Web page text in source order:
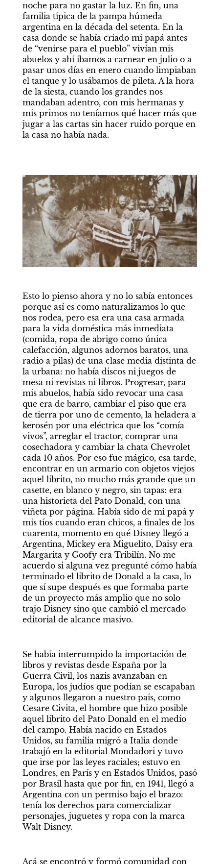
noche para no gastar la luz. En fin, una
familia típica de la pampa húmeda
argentina en la década del setenta. En la
casa donde se había criado mi papá antes
de “venirse para el pueblo” vivían mis
abuelos y ahí íbamos a carnear en julio o a
pasar unos días en enero cuando limpiaban
el tanque y lo usábamos de pileta. A la hora
de la siesta, cuando los grandes nos
mandaban adentro, con mis hermanas y
mis primos no teníamos qué hacer más que
jugar a las cartas sin hacer ruido porque en
la casa no había nada.
Esto lo pienso ahora y no lo sabía entonces
porque así es como naturalizamos lo que
nos rodea, pero esa era una casa armada
para la vida doméstica más inmediata
(comida, ropa de abrigo como única
calefacción, algunos adornos baratos, una
radio a pilas) de una clase media distinta de
la urbana: no había discos ni juegos de
mesa ni revistas ni libros. Progresar, para
mis abuelos, había sido revocar una casa
que era de barro, cambiar el piso que era
de tierra por uno de cemento, la heladera a
kerosén por una eléctrica que los “comía
vivos”, arreglar el tractor, comprar una
cosechadora y cambiar la chata Chevrolet
cada 10 años. Por eso fue mágico, esa tarde,
encontrar en un armario con objetos viejos
aquel librito, no mucho más grande que un
casette, en blanco y negro, sin tapas: era
una historieta del Pato Donald, con una
viñeta por página. Había sido de mi papá y
mis tíos cuando eran chicos, a finales de los
cuarenta, momento en qué Disney llegó a
Argentina, Mickey era Miguelito, Daisy era
Margarita y Goofy era Tribilín. No me
acuerdo si alguna vez pregunté cómo había
terminado el librito de Donald a la casa, lo
que sí supe después es que formaba parte
de un proyecto más amplio que no solo
trajo Disney sino que cambió el mercado
editorial de alcance masivo.
Se había interrumpido la importación de
libros y revistas desde España por la
Guerra Civil, los nazis avanzaban en
Europa, los judíos que podían se escapaban
y algunos llegaron a nuestro país, como
Cesare Civita, el hombre que hizo posible
aquel librito del Pato Donald en el medio
del campo. Había nacido en Estados
Unidos, su familia migró a Italia donde
trabajó en la editorial Mondadori y tuvo
que irse por las leyes raciales; estuvo en
Londres, en París y en Estados Unidos, pasó
por Brasil hasta que por fin, en 1941, llegó a
Argentina con un permiso bajo el brazo:
tenía los derechos para comercializar
personajes, juguetes y ropa con la marca
Walt Disney.
Acá se encontró y formó comunidad con